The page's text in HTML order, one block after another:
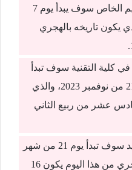
برنامج البكالوريوس للتقديم الخاص سوف يبدأ يوم 7
نوفمبر 2023 والذي يكون تاريخه بالهجري
كلية التقنية سوف تبدأ
يوم الأحد الذي يكون يوم 21 من نوفمبر 2023، والذي
عشر من ربيع الثاني
أما دبلومة العمارة والتشييد سوف تبدأ يوم 21 من شهر
نوفمبر 2021، والتاريخ الهجري من هذا اليوم يكون 16